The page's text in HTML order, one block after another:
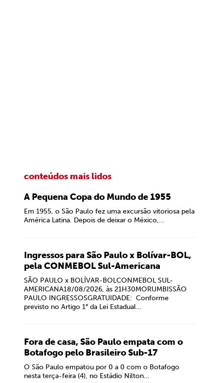
conteúdos mais lidos
A Pequena Copa do Mundo de 1955
Em 1955, o São Paulo fez uma excursão vitoriosa pela
América Latina. Depois de deixar o México,...
Ingressos para São Paulo x Bolívar-BOL,
pela CONMEBOL Sul-Americana
SÃO PAULO x BOLÍVAR-BOLCONMEBOL SUL-
AMERICANA18/08/2026, às 21H30MORUMBISSÃO
PAULO INGRESSOSGRATUIDADE: Conforme
previsto no Artigo 1° da Lei Estadual...
Fora de casa, São Paulo empata com o
Botafogo pelo Brasileiro Sub-17
O São Paulo empatou por 0 a 0 com o Botafogo
nesta terça-feira (4), no Estádio Nilton...